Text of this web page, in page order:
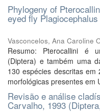
Phylogeny of
eyed fly
Vasconcelos, Ana Caroline
Resumo: Pterocallini é
(Diptera) e também uma
130 espécies descritas
morfológicas presentes em
Revisão e análise
Carvalho, 1993